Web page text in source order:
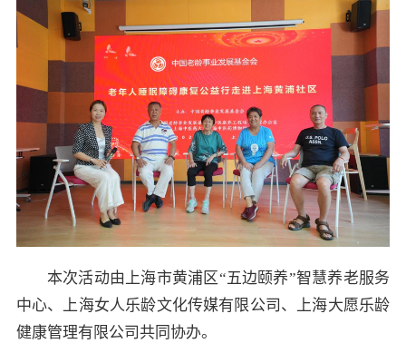
本次活动由上海市黄浦区“五边颐养”智慧养老服务
中心、上海女人乐龄文化传媒有限公司、上海大愿乐龄
健康管理有限公司共同协办。